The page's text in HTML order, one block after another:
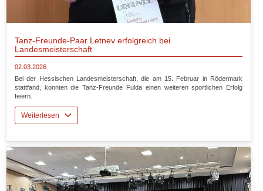
Tanz-Freunde-Paar Letnev erfolgreich bei
Landesmeisterschaft
02.03.2026
Bei der Hessischen Landesmeisterschaft, die am 15. Februar in Rödermark
stattfand, konnten die Tanz-Freunde Fulda einen weiteren sportlichen Erfolg
feiern.
Weiterlesen